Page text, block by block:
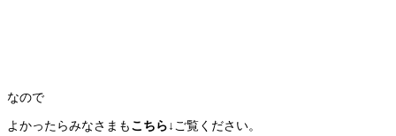
なので
よかったらみなさまもこちら↓ ご覧ください。